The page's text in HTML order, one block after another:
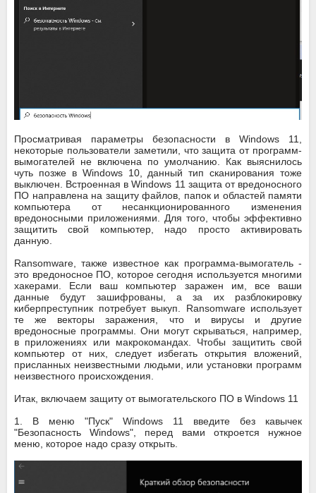
Просматривая параметры безопасности в Windows 11,
некоторые пользователи заметили, что защита от программ-
вымогателей не включена по умолчанию. Как выяснилось
чуть позже в Windows 10, данный тип сканирования тоже
выключен. Встроенная в Windows 11 защита от вредоносного
ПО направлена на защиту файлов, папок и областей памяти
компьютера от несанкционированного изменения
вредоносными приложениями. Для того, чтобы эффективно
защитить свой компьютер, надо просто активировать
данную.
Ransomware, также известное как программа-вымогатель -
это вредоносное ПО, которое сегодня используется многими
хакерами. Если ваш компьютер заражен им, все ваши
данные будут зашифрованы, а за их разблокировку
киберпреступник потребует выкуп. Ransomware использует
те же векторы заражения, что и вирусы и другие
вредоносные программы. Они могут скрываться, например,
в приложениях или макрокомандах. Чтобы защитить свой
компьютер от них, следует избегать открытия вложений,
присланных неизвестными людьми, или установки программ
неизвестного происхождения.
Итак, включаем защиту от вымогательского ПО в Windows 11
1. В меню "Пуск" Windows 11 введите без кавычек
"Безопасность Windows", перед вами откроется нужное
меню, которое надо сразу открыть.